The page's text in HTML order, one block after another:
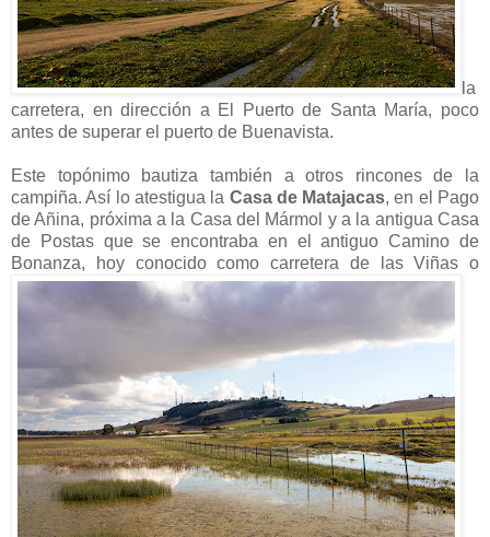
la
carretera, en dirección a El Puerto de Santa María, poco
antes de superar el puerto de Buenavista.
Este topónimo bautiza también a otros rincones de la
campiña. Así lo atestigua la Casa de Matajacas, en el Pago
de Añina, próxima a la Casa del Mármol y a la antigua Casa
de Postas que se encontraba en el antiguo Camino de
Bonanza, hoy conocido como carretera de las Viñas o